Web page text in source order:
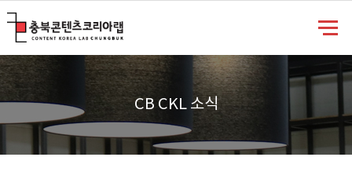
CB CKL 소식